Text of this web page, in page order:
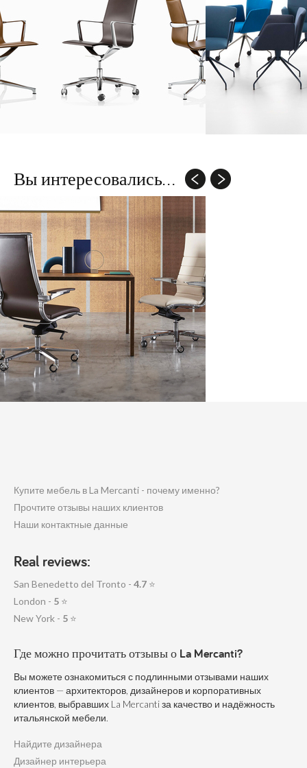
Вы интересовались...
Купите мебель в La Mercanti - почему именно?
Прочтите отзывы наших клиентов
Наши контактные данные
Real reviews:
San Benedetto del Tronto - 4.7 ⭐
London - 5 ⭐
New York - 5 ⭐
Где можно прочитать отзывы о La Mercanti?
Вы можете ознакомиться с подлинными отзывами наших
клиентов — архитекторов, дизайнеров и корпоративных
клиентов, выбравших La Mercanti за качество и надёжность
итальянской мебели.
Найдите дизайнера
Дизайнер интерьера